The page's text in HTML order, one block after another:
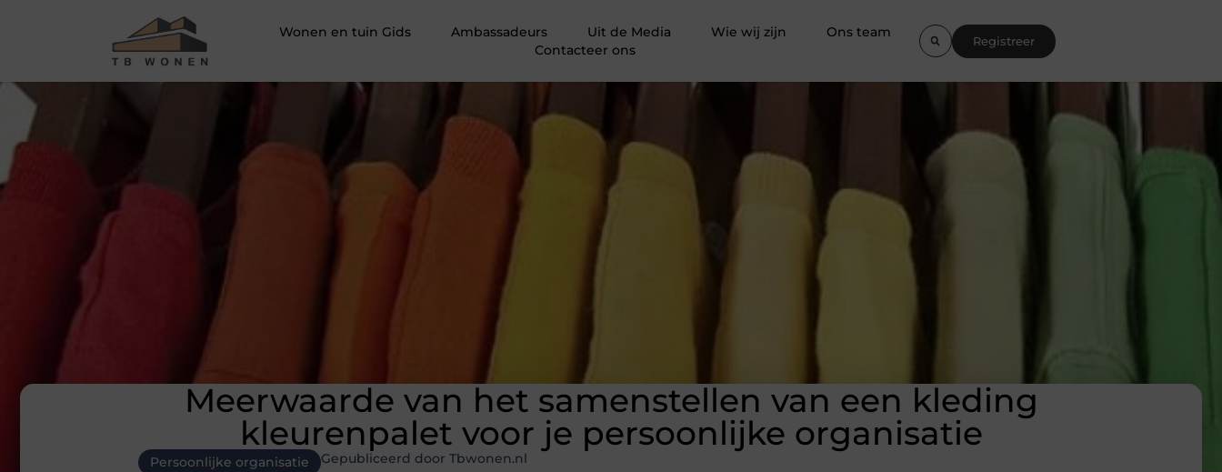
Wonen en tuin Gids Ambassadeurs Uit de Media Wie wij zijn
Ons team
Contacteer ons
Registreer
Meerwaarde van het samenstellen van een kleding
kleurenpalet voor je persoonlijke organisatie
Persoonlijke organisatie Gepubliceerd door Tbwonen.nl